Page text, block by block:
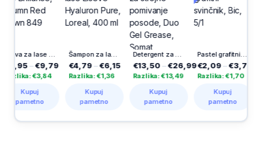
Barva za lase Brillance, Autumn Red Brown 849
€9,79
€3,84
Šampon za lase Elseve Hyaluron Pure, Loreal, 400 ml
€4,79 –€6,15
Razlika: €1,36
pametno
Detergent za strojno pomivanje posode, Duo Gel Grease, Somat Excellence, 60/1
€13,50–€26,99
Razlika: €13,49
pametno
Pastel grafitni svinčnik, Bic, 5/1
€2,09 –€3,79
Razlika: €1,70
pametno
€1,39